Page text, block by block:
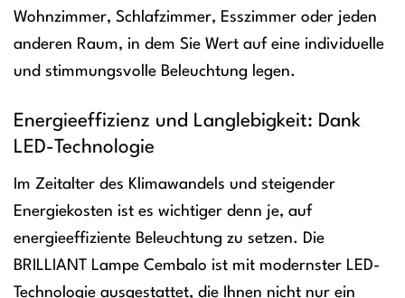
Wohnzimmer, Schlafzimmer, Esszimmer oder jeden
anderen Raum, in dem Sie Wert auf eine individuelle
und stimmungsvolle Beleuchtung legen.
Energieeffizienz und Langlebigkeit: Dank
LED-Technologie
Im Zeitalter des Klimawandels und steigender
Energiekosten ist es wichtiger denn je, auf
energieeffiziente Beleuchtung zu setzen. Die
BRILLIANT Lampe Cembalo ist mit modernster LED-
Technologie ausgestattet, die Ihnen nicht nur ein